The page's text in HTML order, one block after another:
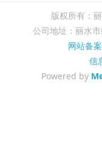
版权所有：
公司地址：丽水
网站备
信
Powered by